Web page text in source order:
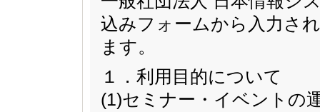
込みフォームから入力さ
ます。
１．利用目的について
(1)セミナー・イベントの